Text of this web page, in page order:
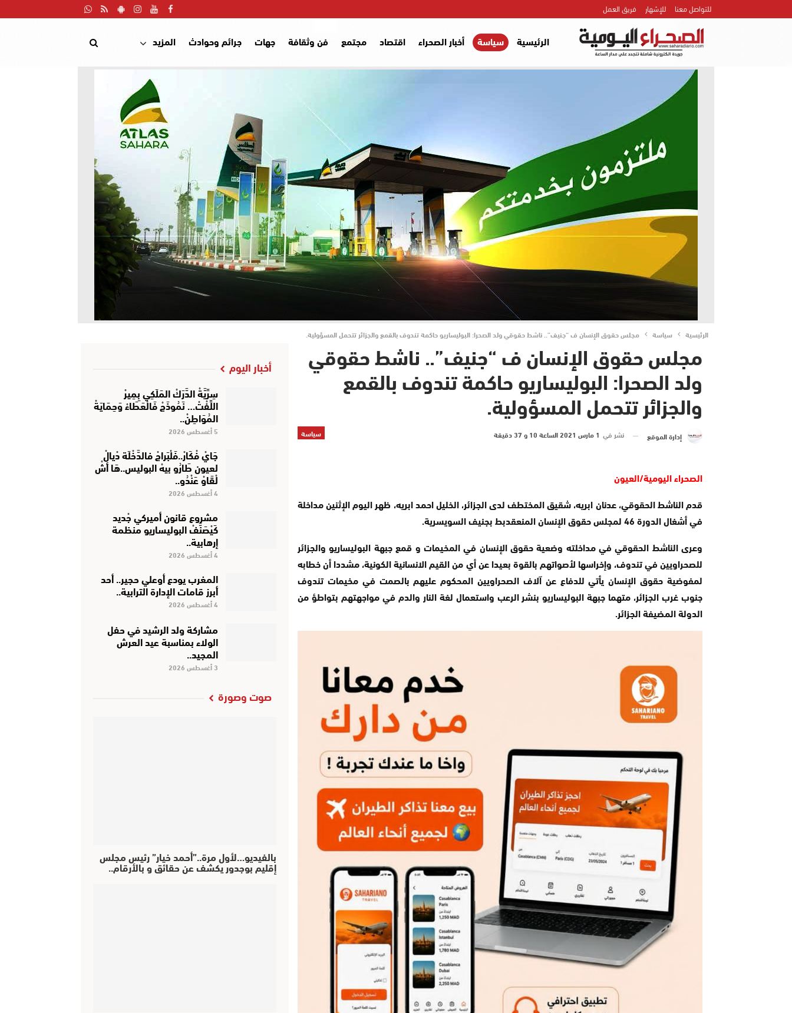
للتواصل معنا للإشهار فريق العمل
الرئيسية سياسة أخبار الصحراء اقتصاد مجتمع فن وثقافة جهات جرائم وحوادث المزيد
الرئيسية سياسة مجلس حقوق الإنسان ف “جنيف”.. ناشط حقوقي ولد الصحرا: البوليساريو حاكمة تندوف بالقمع والجزائر تتحمل المسؤولية.
مجلس حقوق الإنسان ف “جنيف”.. ناشط حقوقي
ولد الصحرا: البوليساريو حاكمة تندوف بالقمع
والجزائر تتحمل المسؤولية.
سياسة إدارة الموقع نشر في 1 مارس 2021 الساعة 10 و 37 دقيقة
الصحراء اليومية/العيون
قدم الناشط الحقوقي، عدنان ابريه، شقيق المختطف لدى الجزائر، الخليل احمد ابريه، ظهر اليوم الإثنين مداخلة
في أشغال الدورة 46 لمجلس حقوق الإنسان المنعقدبط بجنيف السويسرية.
وعرى الناشط الحقوقي في مداخلته وضعية حقوق الإنسان في المخيمات و قمع جبهة البوليساريو والجزائر
للصحراويين في تندوف، وإخراسها لأصواتهم بالقوة بعيدا عن أي من القيم الانسانية الكونية، مشددا أن خطابه
لمفوضية حقوق الإنسان يأتي للدفاع عن آلاف الصحراويين المحكوم عليهم بالصمت في مخيمات تندوف
جنوب غرب الجزائر، متهما جبهة البوليساريو بنشر الرعب واستعمال لغة النار والدم في مواجهتهم بتواطؤ من
الدولة المضيفة الجزائر.
أخبار اليوم
سِرِّيَّةْ الدَّرَكْ المَلَكِي بِمِيرْ
اللِّفْتْ… نَمُوذَجْ فَالْعَطَاءْ وَحِمَايَةْ
المُوَاطِنْ..
5 أغسطس 2026
جَايْ فْكَارْ..فَلْبَراجْ فالدَّخْلَة دْيالْ
لعيون طَارُو بيهْ البوليس..هَا أشْ
لْقَاوْ عَنْدُو..
4 أغسطس 2026
مشروع قانون أميركي جْديد
كَيْصَنَّفْ البوليساريو منظمة
إرهابية..
4 أغسطس 2026
المغرب يودع أوعلي حجير.. أحد
أبرز قامات الإدارة الترابية..
4 أغسطس 2026
مشاركة ولد الرشيد في حفل
الولاء بمناسبة عيد العرش
المجيد..
3 أغسطس 2026
صوت وصورة
بالفيديو…لأول مرة..”أحمد خيار” رئيس مجلس
إقليم بوجدور يكشف عن حقائق و بالأرقام..